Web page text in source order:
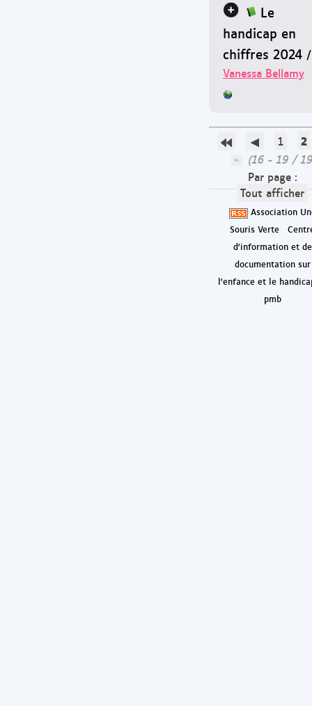
Le
handicap en
chiffres 2024 /
Vanessa Bellamy
1 2
(16 - 19 /
Par page :
Tout afficher
Association
Souris Verte
d'information et de
documentation sur
l'enfance et le
pmb